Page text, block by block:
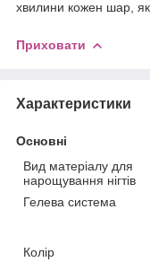
хвилини кожен шар,
Приховати
Характеристики
Основні
Вид матеріалу для
нарощування нігтів
Гелева система
Колір